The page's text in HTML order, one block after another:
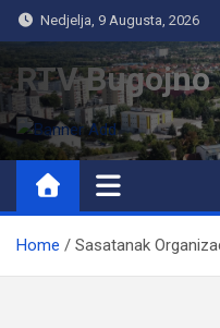
Nedjelja, 9 Augusta, 2026
RTV Bugojno
Home Sasatanak